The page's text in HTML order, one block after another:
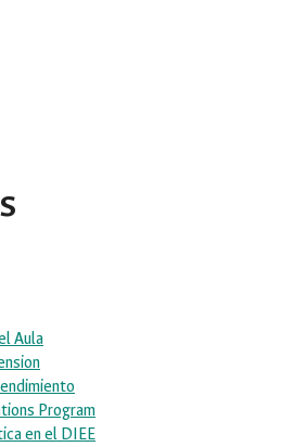
Aula
Program
en el DIEE